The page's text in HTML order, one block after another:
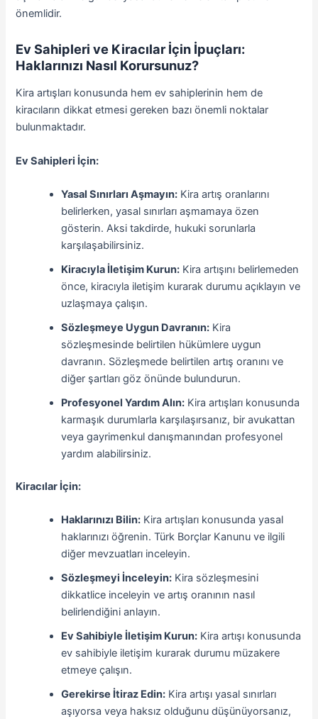
önemlidir.
Ev Sahipleri ve Kiracılar İçin İpuçları:
Haklarınızı Nasıl Korursunuz?
Kira artışları konusunda hem ev sahiplerinin hem de
kiracıların dikkat etmesi gereken bazı önemli noktalar
bulunmaktadır.
Ev Sahipleri İçin:
Yasal Sınırları Aşmayın: Kira artış oranlarını
belirlerken, yasal sınırları aşmamaya özen
gösterin. Aksi takdirde, hukuki sorunlarla
karşılaşabilirsiniz.
Kiracıyla İletişim Kurun: Kira artışını belirlemeden
önce, kiracıyla iletişim kurarak durumu açıklayın ve
uzlaşmaya çalışın.
Sözleşmeye Uygun Davranın: Kira
sözleşmesinde belirtilen hükümlere uygun
davranın. Sözleşmede belirtilen artış oranını ve
diğer şartları göz önünde bulundurun.
Profesyonel Yardım Alın: Kira artışları konusunda
karmaşık durumlarla karşılaşırsanız, bir avukattan
veya gayrimenkul danışmanından profesyonel
yardım alabilirsiniz.
Kiracılar İçin:
Haklarınızı Bilin: Kira artışları konusunda yasal
haklarınızı öğrenin. Türk Borçlar Kanunu ve ilgili
diğer mevzuatları inceleyin.
Sözleşmeyi İnceleyin: Kira sözleşmesini
dikkatlice inceleyin ve artış oranının nasıl
belirlendiğini anlayın.
Ev Sahibiyle İletişim Kurun: Kira artışı konusunda
ev sahibiyle iletişim kurarak durumu müzakere
etmeye çalışın.
Gerekirse İtiraz Edin: Kira artışı yasal sınırları
aşıyorsa veya haksız olduğunu düşünüyorsanız,